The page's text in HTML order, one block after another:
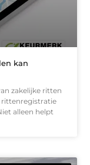
kan
zakelijke ritten
rittenregistratie
alleen helpt